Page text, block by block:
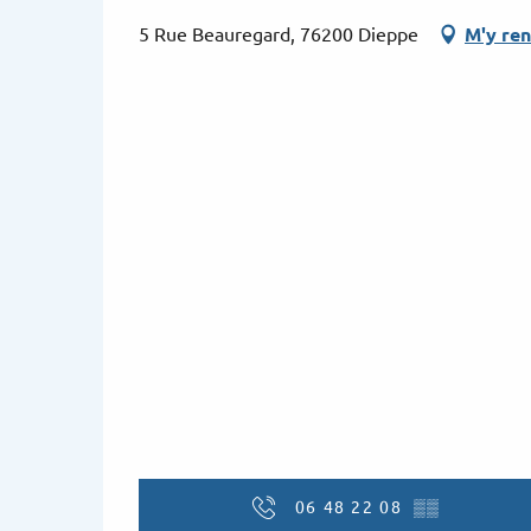
5 Rue Beauregard, 76200 Dieppe M'y
06 48 22 08 ▒▒